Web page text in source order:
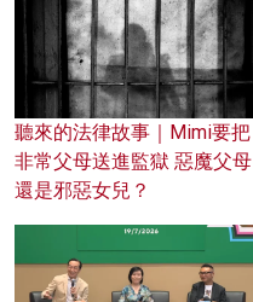
聽來的法律故事｜Mimi要把
非常父母送進監獄 惡魔父母
還是邪惡女兒？